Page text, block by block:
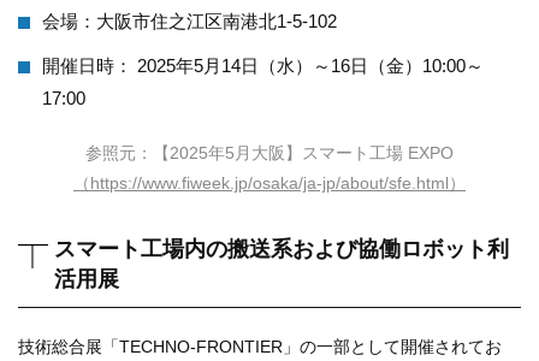
会場：大阪市住之江区南港北1-5-102
開催日時： 2025年5月14日（水）～16日（金）10:00～
17:00
参照元：【2025年5月大阪】スマート工場 EXPO
（https://www.fiweek.jp/osaka/ja-jp/about/sfe.html）
スマート工場内の搬送系および協働ロボット利
活用展
技術総合展「TECHNO-FRONTIER」の一部として開催されてお